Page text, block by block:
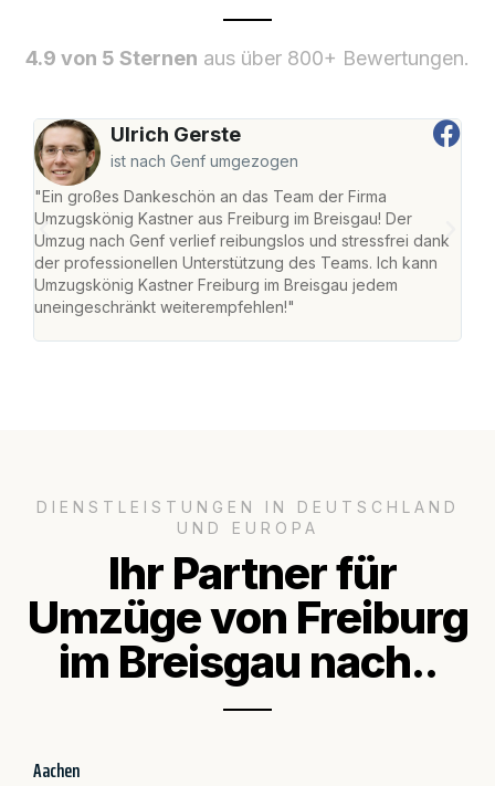
4.9 von 5 Sternen aus über 800+ Bewertungen.
Ulrich Gerste
ist nach Genf umgezogen
"Ein großes Dankeschön an das Team der Firma
Umzugskönig Kastner aus Freiburg im Breisgau! Der
Umzug nach Genf verlief reibungslos und stressfrei dank
der professionellen Unterstützung des Teams. Ich kann
Umzugskönig Kastner Freiburg im Breisgau jedem
uneingeschränkt weiterempfehlen!"
DIENSTLEISTUNGEN IN DEUTSCHLAND
UND EUROPA
Ihr Partner für
Umzüge von Freiburg
im Breisgau nach..
Aachen